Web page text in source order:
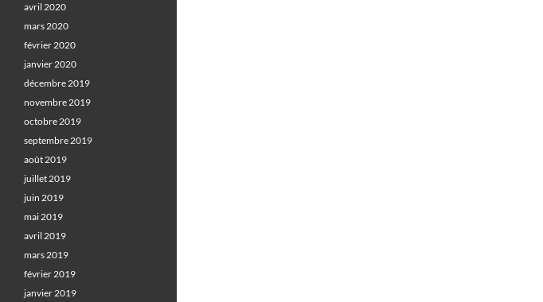
avril 2020
mars 2020
février 2020
janvier 2020
décembre 2019
novembre 2019
octobre 2019
septembre 2019
août 2019
juillet 2019
juin 2019
mai 2019
avril 2019
mars 2019
février 2019
janvier 2019